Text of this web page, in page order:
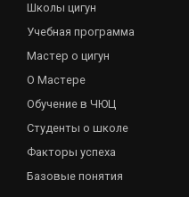
Школы цигун
Учебная программа
Мастер о цигун
О Мастере
Обучение в ЧЮЦ
Студенты о школе
Факторы успеха
Базовые понятия